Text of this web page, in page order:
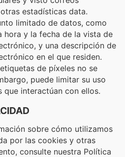
estadísticas data.
limitado de datos, como
hora y la fecha de la vista de
y una descripción de
en el que residen.
de píxeles no se
puede limitar su uso
interactúan con ellos.
sobre cómo utilizamos
por las cookies y otras
consulte nuestra Política